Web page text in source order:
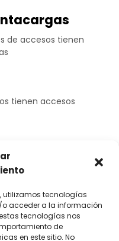
utilizamos tecnologías
acceder a la información
tecnologías nos
de
en este sitio. No
de accesos tienen
tienen accesos
privado y